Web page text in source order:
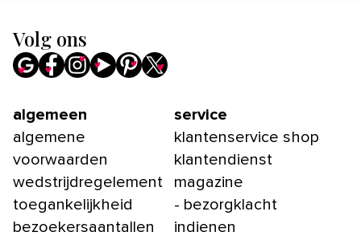
Volg ons
algemeen
algemene
voorwaarden
wedstrijdregelement
toegankelijkheid
bezoekersaantallen
service
klantenservice shop
klantendienst
magazine
- bezorgklacht
indienen